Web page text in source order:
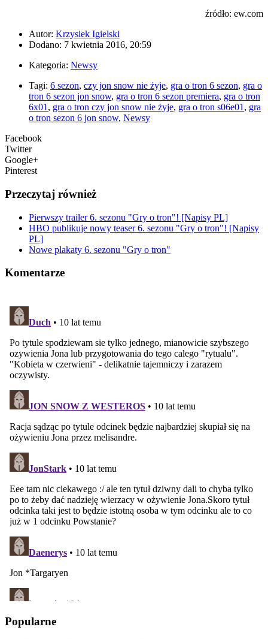
źródło: ew.com
Autor: Krzysiek Igielski
Dodano: 7 kwietnia 2016, 20:59
Kategoria: Newsy
Tagi: 6 sezon, czy jon snow nie żyje, gra o tron 6 sezon, gra o
tron 6 sezon jon snow, gra o tron 6 sezon premiera, gra o tron
6x01 , gra o tron czy jon snow nie żyje, gra o tron s06e01 , gra
o tron sezon 6 jon snow, Newsy
Facebook
Twitter
Google+
Pinterest
Przeczytaj również
Pierwszy trailer 6. sezonu "Gry o tron"! [Napisy PL]
HBO publikuje nowy teaser 6. sezonu "Gry o tron"! [Napisy
PL]
Nowe plakaty 6. sezonu "Gry o tron"
Komentarze
Popularne